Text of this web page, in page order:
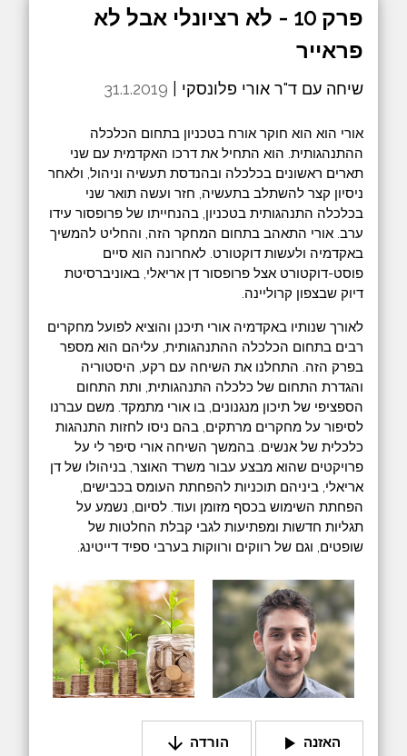
פרק 10 - לא רציונלי אבל לא
פראייר
שיחה עם ד"ר אורי פלונסקי | 31.1.2019
אורי הוא הוא חוקר אורח בטכניון בתחום הכלכלה
ההתנהגותית. הוא התחיל את דרכו האקדמית עם שני
תארים ראשונים בכלכלה ובהנדסת תעשיה וניהול, ולאחר
ניסיון קצר להשתלב בתעשיה, חזר ועשה תואר שני
בכלכלה התנהגותית בטכניון, בהנחייתו של פרופסור עידו
ערב. אורי התאהב בתחום המחקר הזה, והחליט להמשיך
באקדמיה ולעשות דוקטורט. לאחרונה הוא סיים
פוסט-דוקטורט אצל פרופסור דן אריאלי, באוניברסיטת
דיוק שבצפון קרוליינה.
לאורך שנותיו באקדמיה אורי תיכנן והוציא לפועל מחקרים
רבים בתחום הכלכלה ההתנהגותית, עליהם הוא מספר
בפרק הזה. התחלנו את השיחה עם רקע, היסטוריה
והגדרת התחום של כלכלה התנהגותית, ותת התחום
הספציפי של תיכון מנגנונים, בו אורי מתמקד. משם עברנו
לסיפור על מחקרים מרתקים, בהם ניסו לחזות התנהגות
כלכלית של אנשים. בהמשך השיחה אורי סיפר לי על
פרויקטים שהוא מבצע עבור משרד האוצר, בניהולו של דן
אריאלי, ביניהם תוכניות להפחתת העומס בכבישים,
הפחתת השימוש בכסף מזומן ועוד. לסיום, נשמע על
תגליות חדשות ומפתיעות לגבי קבלת החלטות של
שופטים, וגם של רווקים ורווקות בערבי ספיד דייטינג.
האזנה play_arrow הורדה arrow_downward